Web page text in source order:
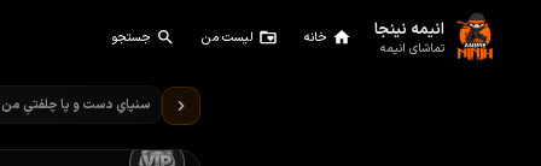
انیمه نینجا
تماشای انیمه
خانه لیست من جستجو
تماشای انیمه سنپایِ دست و
سنپایِ دست و پا چلفتیِ من